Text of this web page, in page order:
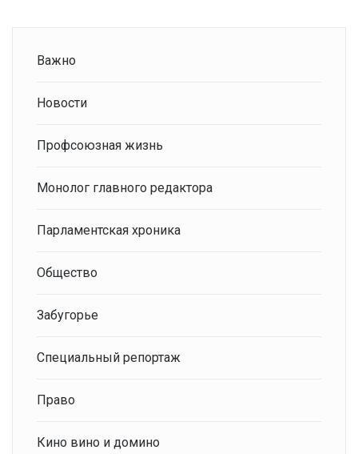
Важно
Новости
Профсоюзная жизнь
Монолог главного редактора
Парламентская хроника
Общество
Забугорье
Специальный репортаж
Право
Кино вино и домино